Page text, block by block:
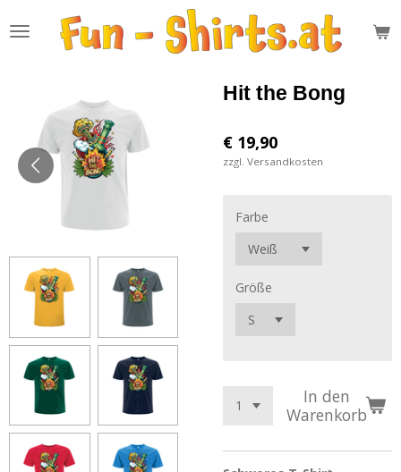
Hauptinhalt
Hit the Bong
€ 19,90
zzgl. Versandkosten
Farbe
Größe
In den
Warenkorb